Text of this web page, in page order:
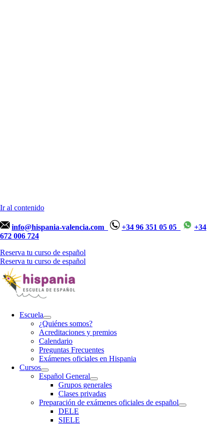
Ir al contenido
info@hispania-valencia.com +34 96 351 05 05
+34
672 006 724
Reserva tu curso de español
Reserva tu curso de español
Escuela
¿Quiénes somos?
Acreditaciones y premios
Calendario
Preguntas Frecuentes
Exámenes oficiales en Hispania
Cursos
Español General
Grupos generales
Clases privadas
Preparación de exámenes oficiales de español
DELE
SIELE